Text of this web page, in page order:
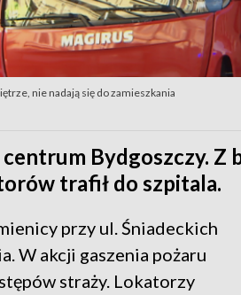
nie nadają się do zamieszkania
Bydgoszczy. Z
trafił do szpitala.
przy ul. Śniadeckich
W akcji gaszenia pożaru
straży. Lokatorzy